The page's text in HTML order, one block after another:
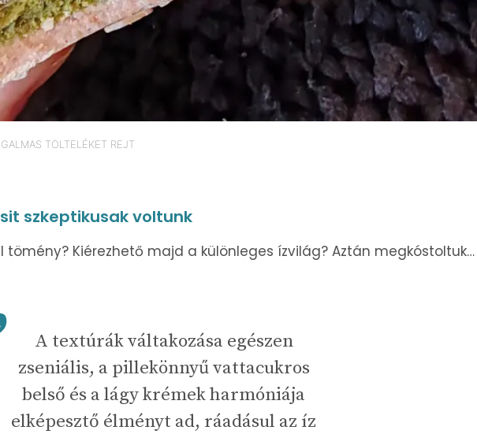
TÖLTELÉKET REJT
szkeptikusak voltunk
tömény? Kiérezhető majd a különleges ízvilág? Aztán megkóstoltuk…
A textúrák váltakozása egészen
zseniális, a pillekönnyű vattacukros
belső és a lágy krémek harmóniája
elképesztő élményt ad, ráadásul az íz